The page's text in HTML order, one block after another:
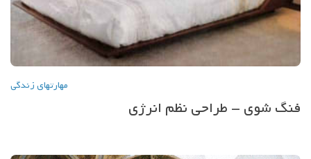
مهارتهاي زندگي
فنگ شوی – طراحی نظم انرژی